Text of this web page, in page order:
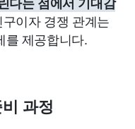
이자 경쟁 관계는
를 제공합니다.
과정